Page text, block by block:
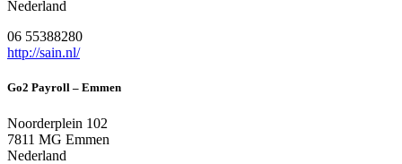
Nederland
06 55388280
http://sain.nl/
Go2 Payroll – Emmen
Noorderplein 102
7811 MG Emmen
Nederland